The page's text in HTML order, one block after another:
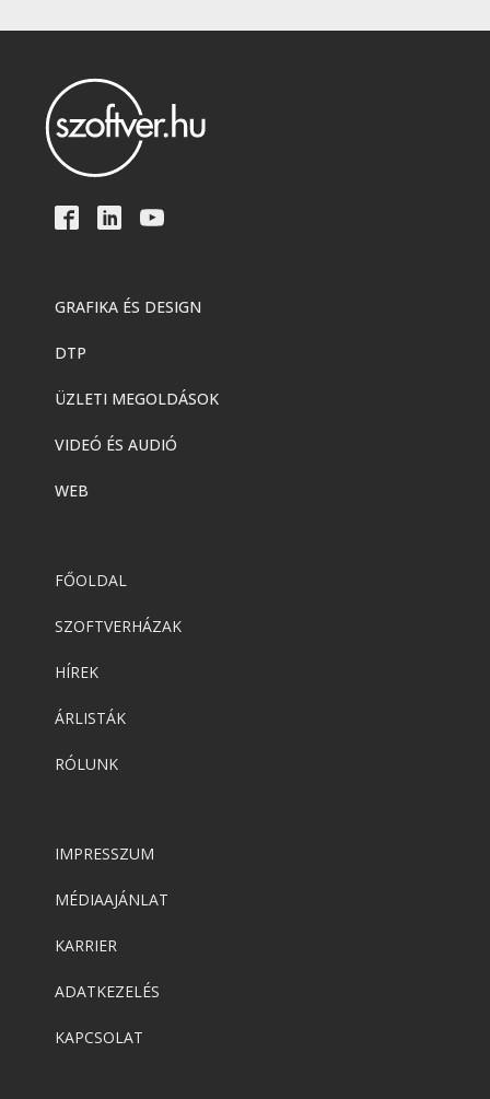
GRAFIKA ÉS DESIGN
DTP
ÜZLETI MEGOLDÁSOK
VIDEÓ ÉS AUDIÓ
WEB
FŐOLDAL
SZOFTVERHÁZAK
HÍREK
ÁRLISTÁK
RÓLUNK
IMPRESSZUM
MÉDIAAJÁNLAT
KARRIER
ADATKEZELÉS
KAPCSOLAT